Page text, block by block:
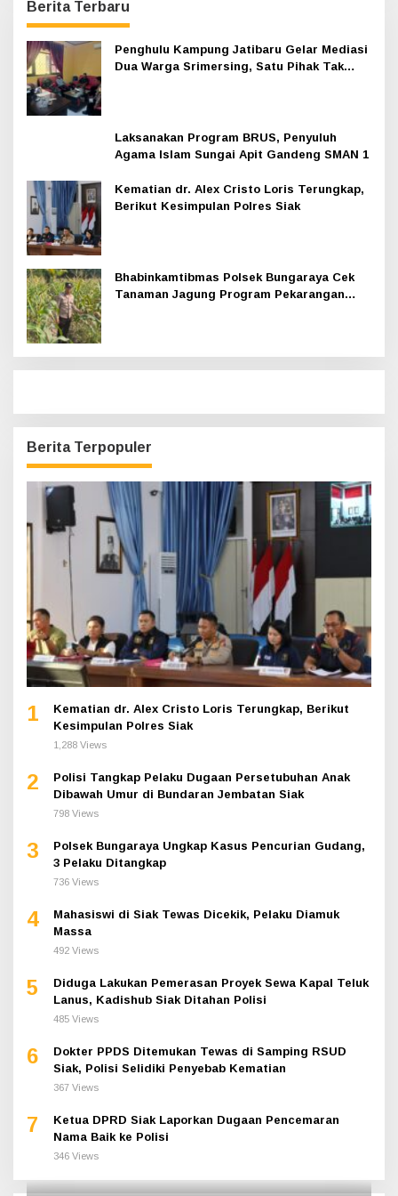
Berita Terbaru
Penghulu Kampung Jatibaru Gelar Mediasi
Dua Warga Srimersing, Satu Pihak Tak
Laksanakan Program BRUS, Penyuluh
Agama Islam Sungai Apit Gandeng SMAN 1
Kematian dr. Alex Cristo Loris Terungkap,
Berikut Kesimpulan Polres Siak
Bhabinkamtibmas Polsek Bungaraya Cek
Tanaman Jagung Program Pekarangan
Berita Terpopuler
1
Kematian dr. Alex Cristo Loris Terungkap, Berikut
Kesimpulan Polres Siak
1,288 Views
2
Polisi Tangkap Pelaku Dugaan Persetubuhan Anak
Dibawah Umur di Bundaran Jembatan Siak
798 Views
3
Polsek Bungaraya Ungkap Kasus Pencurian Gudang,
3 Pelaku Ditangkap
736 Views
4
Mahasiswi di Siak Tewas Dicekik, Pelaku Diamuk
Massa
492 Views
5
Diduga Lakukan Pemerasan Proyek Sewa Kapal Teluk
Lanus, Kadishub Siak Ditahan Polisi
485 Views
6
Dokter PPDS Ditemukan Tewas di Samping RSUD
Siak, Polisi Selidiki Penyebab Kematian
367 Views
7
Ketua DPRD Siak Laporkan Dugaan Pencemaran
Nama Baik ke Polisi
346 Views